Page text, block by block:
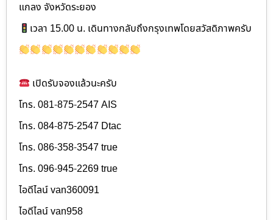
แกลง จังหวัดระยอง
เวลา 15.00 น. เดินทางกลับถึงกรุงเทพโดยสวัสดิภาพครับ
เปิดรับจองแล้วนะครับ
โทร. 081-875-2547 AIS
โทร. 084-875-2547 Dtac
โทร. 086-358-3547 true
โทร. 096-945-2269 true
ไอดีไลน์ van360091
ไอดีไลน์ van958